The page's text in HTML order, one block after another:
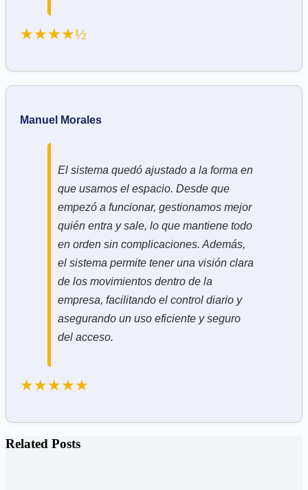
★★★★½
Manuel Morales
El sistema quedó ajustado a la forma en
que usamos el espacio. Desde que
empezó a funcionar, gestionamos mejor
quién entra y sale, lo que mantiene todo
en orden sin complicaciones. Además,
el sistema permite tener una visión clara
de los movimientos dentro de la
empresa, facilitando el control diario y
asegurando un uso eficiente y seguro
del acceso.
★★★★★
Related Posts